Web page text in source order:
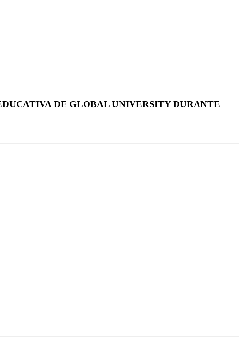
DE GLOBAL UNIVERSITY DURANTE